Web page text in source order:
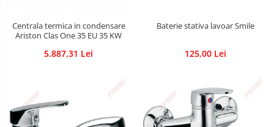
Centrala termica in condensare
Ariston Clas One 35 EU 35 KW
5.887,31 Lei
Baterie stativa lavoar Smile
125,00 Lei